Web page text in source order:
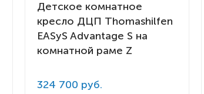
Детское комнатное
кресло ДЦП Thomashilfen
EASyS Advantage S на
комнатной раме Z
324 700 руб.